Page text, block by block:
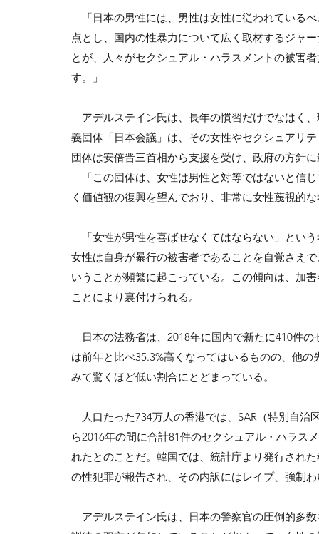
「日本の男性には、男性は女性に従われている
点とし、国内の性暴力について広く取材するジャ
とが、人々がセクシュアル・ハラスメントの被害
す。」
アデルステイン氏は、長年の慣習だけでなはく
義団体「日本会議」は、その女性やセクシュアリ
団体は安倍晋三首相から支援を受け、政府の方針
「この団体は、女性は男性と対等ではないと信
く価値観の復興を望んでおり、非常に女性蔑視的
「女性が男性を喜ばせなくてはならない」とい
女性は自身が暴行の被害者であることを自覚さえ
いうことが頻繁に起こっている。この傾向は、加
ことにより裏付けられる。
日本の法務省は、2018年に国内で新たに410件
は前年と比べ35.3%高くなってはいるものの、他
みて驚くほど低い割合にとどまっている。
人口たった734万人の香港では、SAR（特別自治
ら2016年の間に合計81件のセクシュアル・ハラス
れたとのことだ。韓国では、統計庁より発行され
の性犯罪が報告され、その内訳にはレイプ、強制
アデルステイン氏は、日本の警察官の圧倒的多